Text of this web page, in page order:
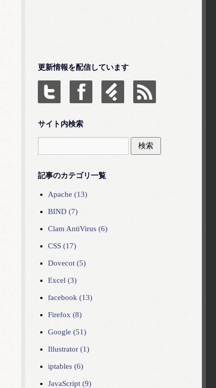
更新情報を配信しています
サイト内検索
記事のカテゴリ一覧
Apache (13)
BIND (7)
Clam AntiVirus (6)
CSS (17)
Dovecot (5)
Excel (3)
facebook (13)
Firefox (8)
Google (51)
Illustrator (1)
iptables (6)
JavaScript (9)